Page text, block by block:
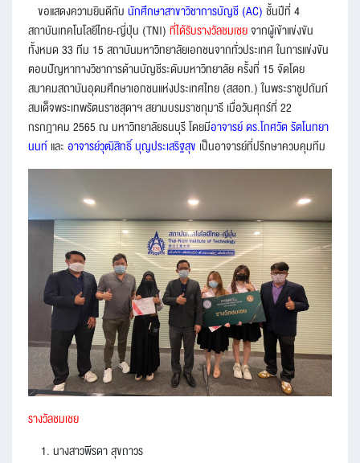
ขอแสดงความยินดีกับ นักศึกษาสาขาวิชาการบัญชี (AC) ชั้นปีที่ 4
สถาบันเทคโนโลยีไทย-ญี่ปุ่น (TNI) ที่ได้รับรางวัลชมเชยจากผู้เข้าแข่งขัน
ทั้งหมด 33 ทีม 15 สถาบันมหาวิทยาลัยเอกชนจากทั่วประเทศ ในการแข่งขัน
ตอบปัญหาทางวิชาการด้านบัญชีระดับมหาวิทยาลัย ครั้งที่ 15 จัดโดย
สมาคมสถาบันอุดมศึกษาเอกชนแห่งประเทศไทย (สสอท.) ในพระราชูปถัมภ์
สมเด็จพระเทพรัตนราชสุดาฯ สยามบรมราชกุมารี เมื่อวันศุกร์ที่ 22
กรกฎาคม 2565 ณ มหาวิทยาลัยธนบุรี โดยมีอาจารย์ ดร.โกศวัต รัตโนทยา
นนท์ และ อาจารย์วุฒิสิทธิ์ บุญประเสริฐสุข เป็นอาจารย์ที่ปรึกษาควบคุมทีม
รางวัลชมเชย
1. นางสาวพีรดา สุขถาวร